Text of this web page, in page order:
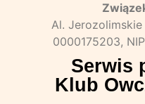
Al. Jerozolimskie
0000175203,
Serwis
Klub